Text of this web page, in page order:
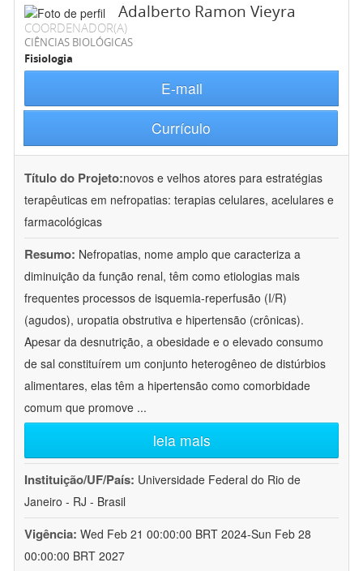
Adalberto Ramon Vieyra
COORDENADOR(A)
CIÊNCIAS BIOLÓGICAS
Fisiologia
E-mail
Currículo
Título do Projeto:novos e velhos atores para estratégias
terapêuticas em nefropatias: terapias celulares, acelulares e
farmacológicas
Resumo: Nefropatias, nome amplo que caracteriza a
diminuição da função renal, têm como etiologias mais
frequentes processos de isquemia-reperfusão (I/R)
(agudos), uropatia obstrutiva e hipertensão (crônicas).
Apesar da desnutrição, a obesidade e o elevado consumo
de sal constituírem um conjunto heterogêneo de distúrbios
alimentares, elas têm a hipertensão como comorbidade
comum que promove ...
leia mais
Instituição/UF/País: Universidade Federal do Rio de
Janeiro - RJ - Brasil
Vigência: Wed Feb 21 00:00:00 BRT 2024-Sun Feb 28
00:00:00 BRT 2027